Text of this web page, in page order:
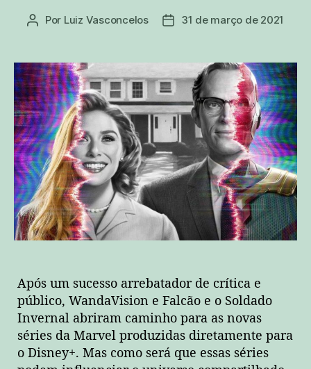
Autor
Por Luiz Vasconcelos
Data31 de março de 2021
Após um sucesso arrebatador de crítica e
público, WandaVision e Falcão e o Soldado
Invernal abriram caminho para as novas
séries da Marvel produzidas diretamente para
o Disney+. Mas como será que essas séries